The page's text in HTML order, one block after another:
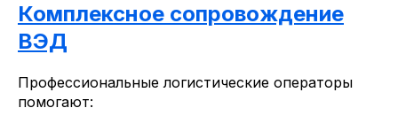
Комплексное сопровождение
ВЭД
Профессиональные логистические операторы
помогают: